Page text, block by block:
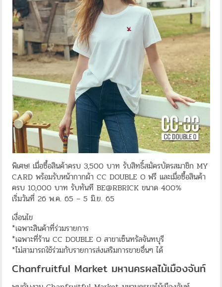
พิเศษ! เมื่อซื้อสินค้าครบ 3,500 บาท รับสิทธิ์สมัครบัตรสมาชิก MY
CARD พร้อมรับหน้ากากผ้า CC DOUBLE O ฟรี และเมื่อซื้อสินค้า
ครบ 10,000 บาท รับทันที BE@RBRICK ขนาด 400%
เริ่มวันที่ 26 พ.ค. 65 – 5 มิ.ย. 65
เงื่อนไข
*เฉพาะสินค้าที่ร่วมรายการ
*เฉพาะที่ร้าน CC DOUBLE O สาขาเซ็นทรัลจันทบุรี
*ไม่สามารถใช้ร่วมกับรายการส่งเสริมการขายอื่นๆ ได้
Chanfruitful Market มหานครผลไม้เมืองจันท์